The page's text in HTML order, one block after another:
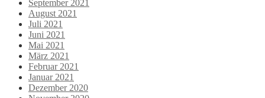
September 2021
August 2021
Juli 2021
Juni 2021
Mai 2021
März 2021
Februar 2021
Januar 2021
Dezember 2020